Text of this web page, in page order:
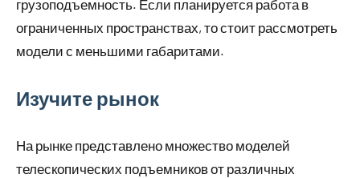
грузоподъемность. Если планируется работа в
ограниченных пространствах, то стоит рассмотреть
модели с меньшими габаритами.
Изучите рынок
На рынке представлено множество моделей
телескопических подъемников от различных